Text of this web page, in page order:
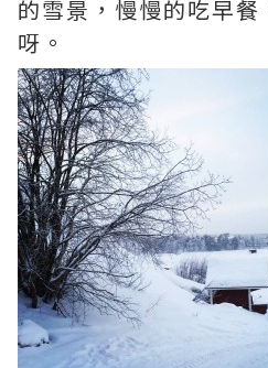
的雪景，慢慢的吃早
呀。